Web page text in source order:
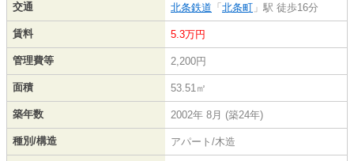
交通 北条鉄道 「 北条町 」駅 徒歩16分
賃料 5.3万円
管理費等 2,200円
面積 53.51㎡
築年数 2002年 8月 (築24年)
種別/構造 アパート/木造